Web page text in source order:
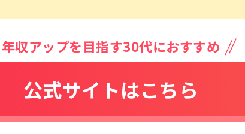
年収アップを目指す30代におすすめ
公式サイトはこちら